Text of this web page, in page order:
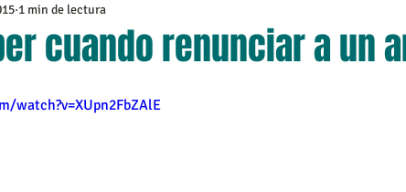
cuando renunciar a un
1 min de lectura
watch?v=XUpn2FbZAlE